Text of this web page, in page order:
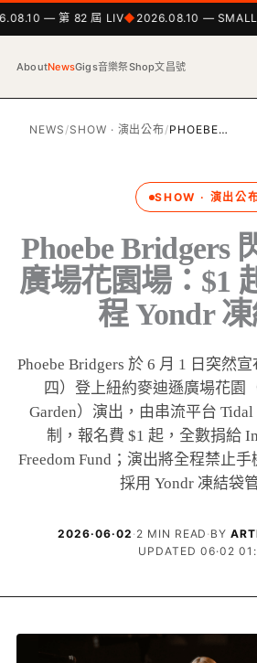
— 第 82 屆 LIV 2026.08.10 —
AboutNewsGigs音樂祭Shop文昌號
NEWS /SHOW · 演出公布/PHOEBE…
SHOW · 演出公
Phoebe Bridgers
廣場花園場：$1
程 Yondr
Phoebe Bridgers 於 6 月 1 日突然
四）登上紐約麥迪遜廣場花園
Garden）演出，由串流平台
制，報名費 $1 起，全數捐給
Freedom Fund；演出將全程禁止
採用 Yondr 凍結袋
2026·06·02 · 2 MIN READ · BY
UPDATED 06·02